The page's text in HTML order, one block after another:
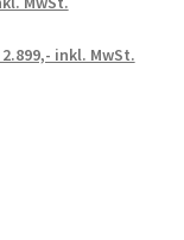
inkl. MwSt.